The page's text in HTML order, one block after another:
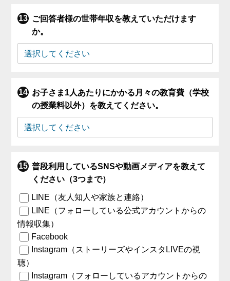
ご回答者様の世帯年収を教えていただけます
か。
お子さま1人あたりにかかる月々の教育費（学校
の授業料以外）を教えてください。
普段利用しているSNSや動画メディアを教えて
ください（3つまで）
LINE（友人知人や家族と連絡）
LINE（フォローしている公式アカウントからの
情報収集）
Facebook
Instagram（ストーリーズやインスタLIVEの視
聴）
Instagram（フォローしているアカウントからの